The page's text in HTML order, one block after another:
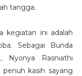
tangga.
kegiatan ini adalah
Sebagai Bunda
Nyonya Rasniathi
kasih sayang